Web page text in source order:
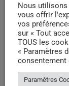
Nous
vous offrir
vos
sur « Tout
TOUS les
« Paramètres
consentement
Paramètres